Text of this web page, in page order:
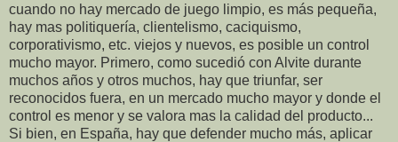
cuando no hay mercado de juego limpio, es más pequeña,
hay mas politiquería, clientelismo, caciquismo,
corporativismo, etc. viejos y nuevos, es posible un control
mucho mayor. Primero, como sucedió con Alvite durante
muchos años y otros muchos, hay que triunfar, ser
reconocidos fuera, en un mercado mucho mayor y donde el
control es menor y se valora mas la calidad del producto...
Si bien, en España, hay que defender mucho más, aplicar